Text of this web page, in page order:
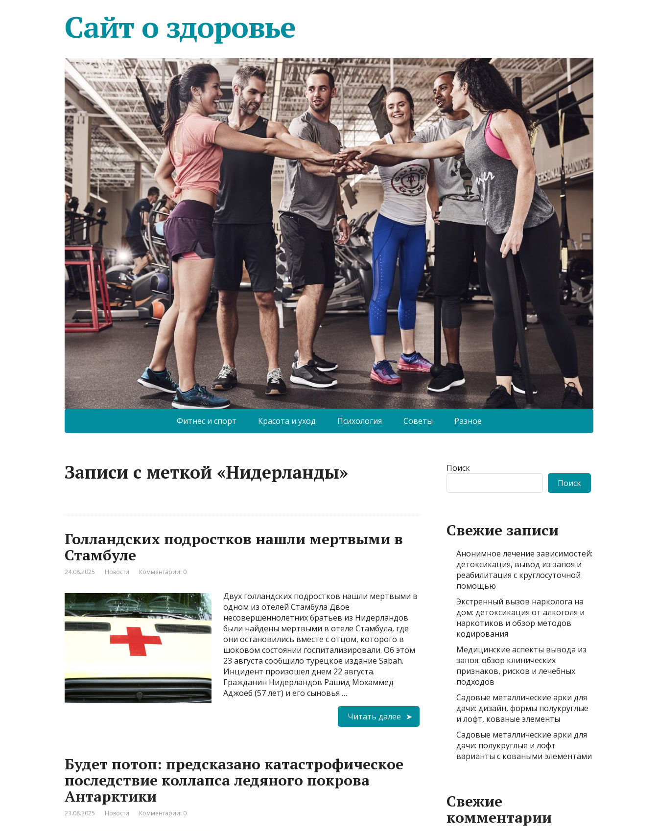
Сайт о здоровье
Фитнес и спорт Красота и уход Психология Советы Разное
Записи с меткой «Нидерланды»
Голландских подростков нашли мертвыми в
Стамбуле
24.08.2025 Новости Комментарии: 0
Двух голландских подростков нашли мертвыми в
одном из отелей Стамбула Двое
несовершеннолетних братьев из Нидерландов
были найдены мертвыми в отеле Стамбула, где
они остановились вместе с отцом, которого в
шоковом состоянии госпитализировали. Об этом
23 августа сообщило турецкое издание Sabah.
Инцидент произошел днем 22 августа.
Гражданин Нидерландов Рашид Мохаммед
Аджоеб (57 лет) и его сыновья …
Читать далее
Будет потоп: предсказано катастрофическое
последствие коллапса ледяного покрова
Антарктики
23.08.2025 Новости Комментарии: 0
Поиск
Поиск
Свежие записи
Анонимное лечение зависимостей:
детоксикация, вывод из запоя и
реабилитация с круглосуточной
помощью
Экстренный вызов нарколога на
дом: детоксикация от алкоголя и
наркотиков и обзор методов
кодирования
Медицинские аспекты вывода из
запоя: обзор клинических
признаков, рисков и лечебных
подходов
Садовые металлические арки для
дачи: дизайн, формы полукруглые
и лофт, кованые элементы
Садовые металлические арки для
дачи: полукруглые и лофт
варианты с коваными элементами
Свежие
комментарии